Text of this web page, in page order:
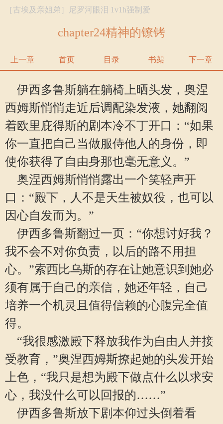
［古埃及亲姐弟］尼罗河眼泪 1v1h强制爱
chapter24精神的镣铐
上一章 首页 目录 书架 下一章
伊西多鲁斯躺在躺椅上晒头发，奥涅
西姆斯悄悄走近后调配染发液，她翻阅
着欧里庇得斯的剧本冷不丁开口：“如果
你一直把自己当做服侍他人的身份，即
使你获得了自由身那也毫无意义。”
奥涅西姆斯悄悄露出一个笑轻声开
口：“殿下，人不是天生被奴役，也可以
因心自发而为。”
伊西多鲁斯翻过一页：“你想讨好我？
我不会不对你负责，以后的路不用担
心。”索西比乌斯的存在让她意识到她必
须有属于自己的亲信，她还年轻，自己
培养一个机灵且值得信赖的心腹完全值
得。
“我很感激殿下释放我作为自由人并接
受教育，”奥涅西姆斯撩起她的头发开始
上色，“我只是想为殿下做点什么以求安
心，我没什么可以回报的……”
伊西多鲁斯放下剧本仰过头倒着看